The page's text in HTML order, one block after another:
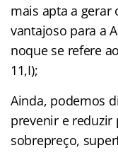
mais apta a gerar
vantajoso para a
noque se refere
11,I);
Ainda, podemos
prevenir e reduzir
sobrepreço,